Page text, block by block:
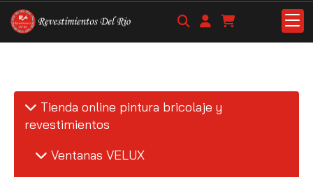
Tienda online pintura bricolaje y
revestimientos
Ventanas VELUX